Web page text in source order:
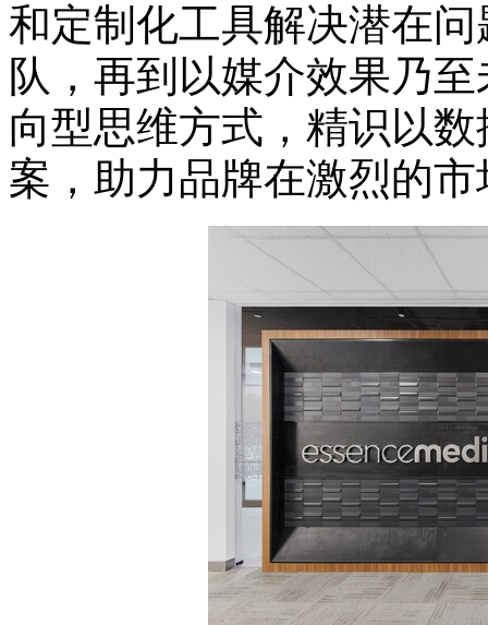
和定制化工具解决潜在
队，再到以媒介效果乃
向型思维方式，精识以
案，助力品牌在激烈的